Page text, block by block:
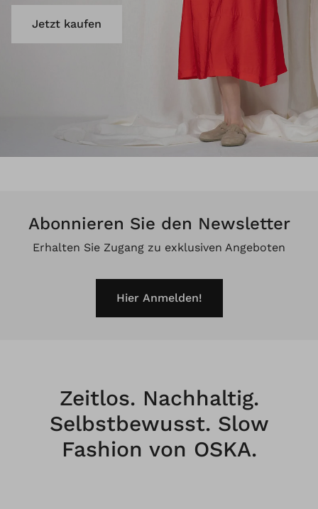
Jetzt kaufen
Abonnieren Sie den Newsletter
Erhalten Sie Zugang zu exklusiven Angeboten
Hier Anmelden!
Zeitlos. Nachhaltig.
Selbstbewusst. Slow
Fashion von OSKA.